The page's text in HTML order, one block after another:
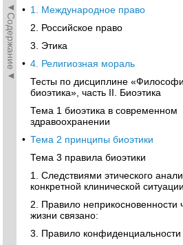
◄Содержание◄
• 1. Международное право
2. Российское nраво
3. Этика
• 4. Религиозная мораль
Тесты по дисциплине
биоэтика», часть II. Биоэтика
Тема 1 биоэтика в современном
здравоохранении
• Тема 2 принципы биоэтики
Тема 3 правила биоэтики
1. Следствиями этического
конкретной клинической
2. Правило неприкосновенности
жизни связано:
3. Правило конфиденциальности